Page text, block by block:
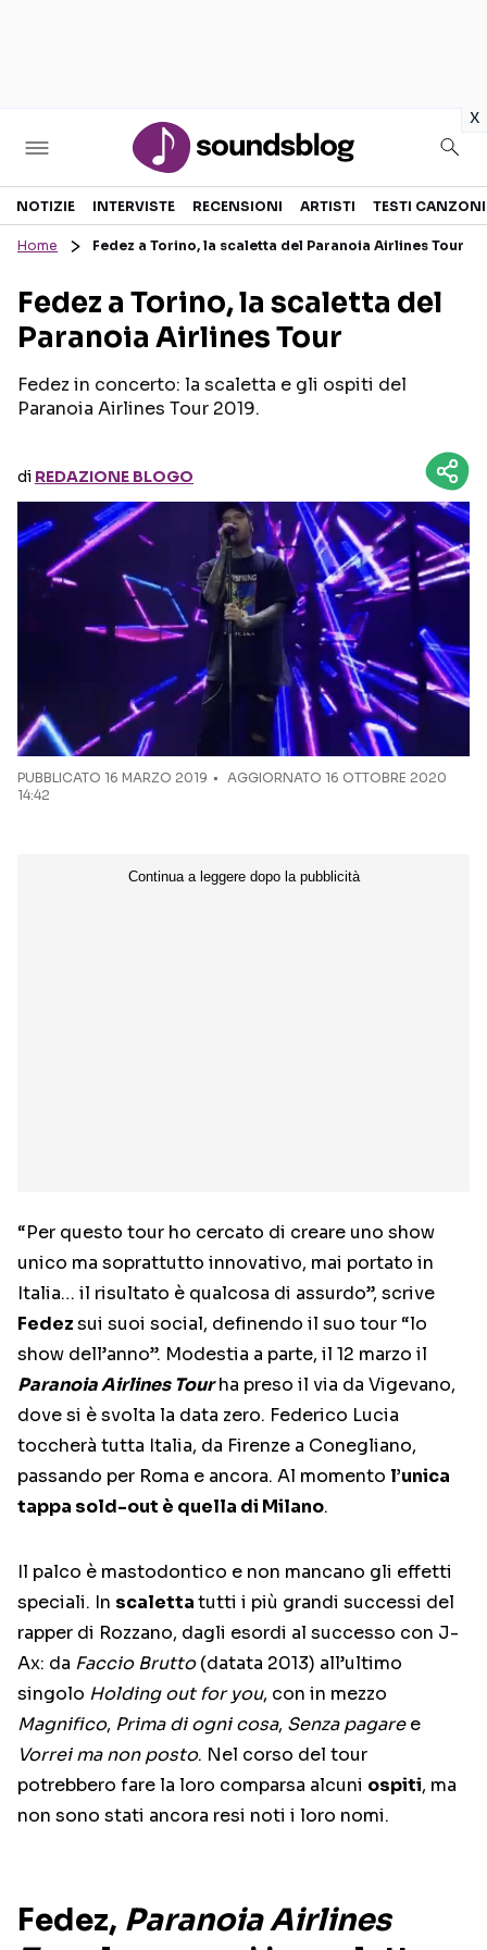
x
Sezioni
RECENSIONI MUSICALI
INTERVISTE
GOSSIP E CURIOSITÀ
TESTI CANZONI
TOUR ED EVENTI
TALENT SHOW
Seguici sui social
NOTIZIE INTERVISTE RECENSIONI ARTISTI TESTI CANZONI
Home Fedez a Torino, la scaletta del Paranoia Airlines Tour
Fedez a Torino, la scaletta del
Paranoia Airlines Tour
Fedez in concerto: la scaletta e gli ospiti del
Paranoia Airlines Tour 2019.
di REDAZIONE BLOGO
PUBBLICATO 16 MARZO 2019
AGGIORNATO 16 OTTOBRE 2020
14:42
“Per questo tour ho cercato di creare uno show
unico ma soprattutto innovativo, mai portato in
Italia… il risultato è qualcosa di assurdo”, scrive
Fedezsui suoi social, definendo il suo tour “lo
show dell’anno”. Modestia a parte, il 12 marzo il
Paranoia Airlines Tourha preso il via da Vigevano,
dove si è svolta la data zero. Federico Lucia
toccherà tutta Italia, da Firenze a Conegliano,
passando per Roma e ancora. Al momento l’unica
tappa sold-out è quella di Milano.
Il palco è mastodontico e non mancano gli effetti
speciali. In scalettatutti i più grandi successi del
rapper di Rozzano, dagli esordi al successo con J-
Ax: da Faccio Brutto(datata 2013) all’ultimo
singolo Holding out for you, con in mezzo
Magnifico, Prima di ogni cosa, Senza pagaree
Vorrei ma non posto. Nel corso del tour
potrebbero fare la loro comparsa alcuni ospiti, ma
non sono stati ancora resi noti i loro nomi.
Fedez, Paranoia Airlines